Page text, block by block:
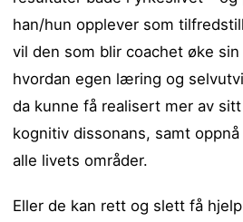
han/hun opplever som
vil den som blir coachet øke
hvordan egen læring og
da kunne få realisert mer av
kognitiv dissonans, samt
alle livets områder.
Eller de kan rett og slett få